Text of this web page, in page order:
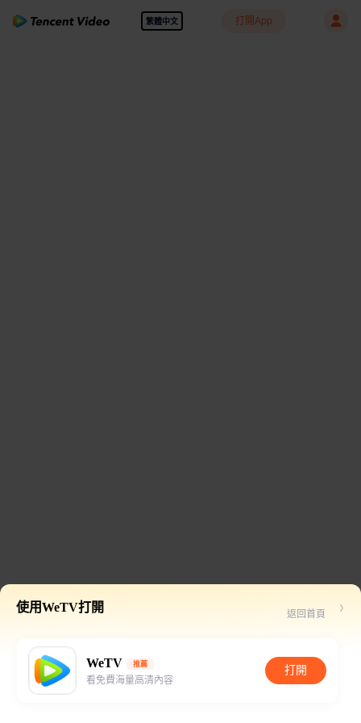
繁體中文 打開App
使用WeTV打開 返回首頁
WeTV 推薦
看免費海量高清內容
打開